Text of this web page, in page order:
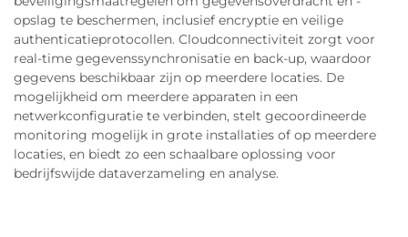
opslag te beschermen, inclusief encryptie en veilige
authenticatieprotocollen. Cloudconnectiviteit zorgt voor
real-time gegevenssynchronisatie en back-up, waardoor
gegevens beschikbaar zijn op meerdere locaties. De
mogelijkheid om meerdere apparaten in een
netwerkconfiguratie te verbinden, stelt gecoordineerde
monitoring mogelijk in grote installaties of op meerdere
locaties, en biedt zo een schaalbare oplossing voor
bedrijfswijde dataverzameling en analyse.